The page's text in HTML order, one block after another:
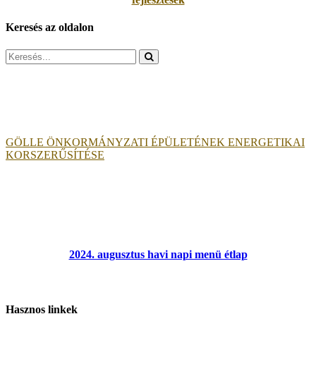
Keresés az oldalon
Search
for:
GÖLLE ÖNKORMÁNYZATI ÉPÜLETÉNEK ENERGETIKAI
KORSZERŰSÍTÉSE
2024. augusztus havi napi menü étlap
Hasznos linkek